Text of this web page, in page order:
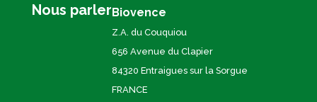
Nous parlerBiovence
Z.A. du Couquiou
656 Avenue du Clapier
84320 Entraigues sur la Sorgue
FRANCE